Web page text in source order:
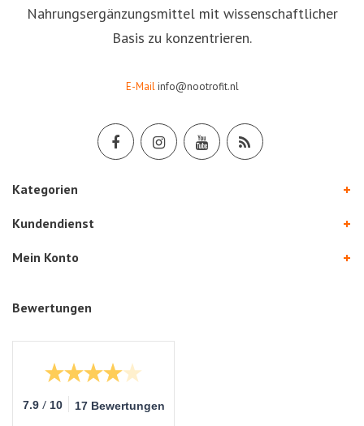
Nahrungsergänzungsmittel mit wissenschaftlicher
Basis zu konzentrieren.
E-Mail info@nootrofit.nl
Kategorien
Kundendienst
Mein Konto
Bewertungen
7.9 / 10 17 Bewertungen